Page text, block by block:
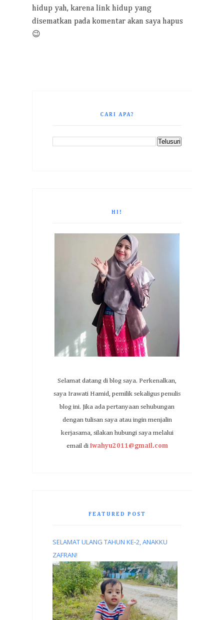
hidup yah, karena link hidup yang
disematkan pada komentar akan saya hapus
😉
CARI APA?
HI!
Selamat datang di blog saya. Perkenalkan,
saya Irawati Hamid, pemilik sekaligus penulis
blog ini. Jika ada pertanyaan sehubungan
dengan tulisan saya atau ingin menjalin
kerjasama, silakan hubungi saya melalui
email di iwahyu2011@gmail.com
FEATURED POST
SELAMAT ULANG TAHUN KE-2, ANAKKU
ZAFRAN!